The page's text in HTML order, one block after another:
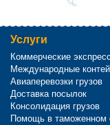
Услуги
Коммерческие
Международные
Авиаперевозки грузов
Доставка посылок
Консолидация грузов
Помощь в таможенном